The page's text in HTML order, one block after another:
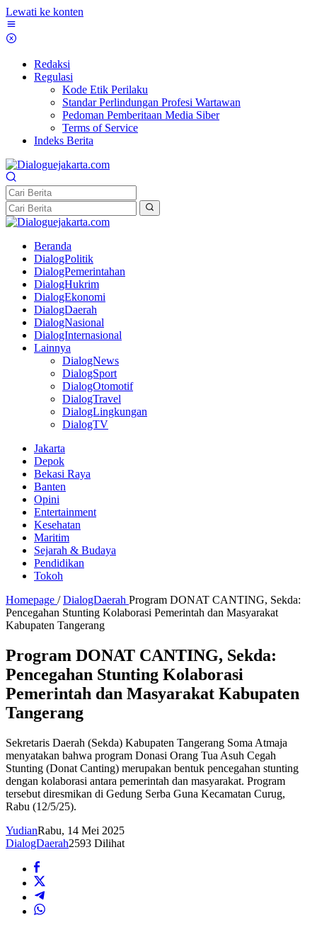
Lewati ke konten
Redaksi
Regulasi
Kode Etik Perilaku
Standar Perlindungan Profesi Wartawan
Pedoman Pemberitaan Media Siber
Terms of Service
Indeks Berita
Beranda
DialogPolitik
DialogPemerintahan
DialogHukrim
DialogEkonomi
DialogDaerah
DialogNasional
DialogInternasional
Lainnya
DialogNews
DialogSport
DialogOtomotif
DialogTravel
DialogLingkungan
DialogTV
Jakarta
Depok
Bekasi Raya
Banten
Opini
Entertainment
Kesehatan
Maritim
Sejarah & Budaya
Pendidikan
Tokoh
Homepage / DialogDaerah Program DONAT CANTING, Sekda:
Pencegahan Stunting Kolaborasi Pemerintah dan Masyarakat
Kabupaten Tangerang
Program DONAT CANTING, Sekda:
Pencegahan Stunting Kolaborasi
Pemerintah dan Masyarakat Kabupaten
Tangerang
Sekretaris Daerah (Sekda) Kabupaten Tangerang Soma Atmaja
menyatakan bahwa program Donasi Orang Tua Asuh Cegah
Stunting (Donat Canting) merupakan bentuk pencegahan stunting
dengan kolaborasi antara pemerintah dan masyarakat. Program
tersebut diresmikan di Gedung Serba Guna Kecamatan Curug,
Rabu (12/5/25).
YudianRabu, 14 Mei 2025
DialogDaerah2593 Dilihat